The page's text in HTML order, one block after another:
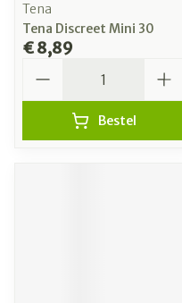
Tena
Tena Discreet Mini 30
€ 8,89
Bestel